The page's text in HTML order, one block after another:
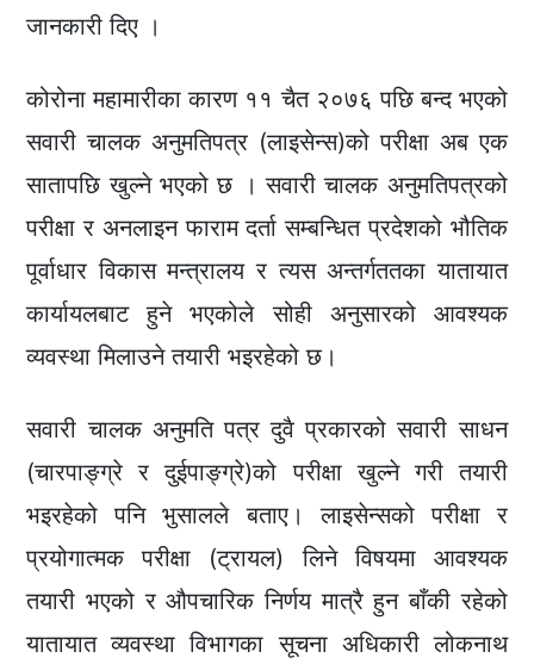
जानकारी दिए ।
कोरोना महामारीका कारण ११ चैत २०७६ पछि बन्द भएको
सवारी चालक अनुमतिपत्र (लाइसेन्स)को परीक्षा अब एक
सातापछि खुल्ने भएको छ । सवारी चालक अनुमतिपत्रको
परीक्षा र अनलाइन फाराम दर्ता सम्बन्धित प्रदेशको भौतिक
पूर्वाधार विकास मन्त्रालय र त्यस अन्तर्गततका यातायात
कार्यायलबाट हुने भएकोले सोही अनुसारको आवश्यक
व्यवस्था मिलाउने तयारी भइरहेको छ।
सवारी चालक अनुमति पत्र दुवै प्रकारको सवारी साधन
(चारपाङ्ग्रे र दुईपाङ्ग्रे)को परीक्षा खुल्ने गरी तयारी
भइरहेको पनि भुसालले बताए। लाइसेन्सको परीक्षा र
प्रयोगात्मक परीक्षा (ट्रायल) लिने विषयमा आवश्यक
तयारी भएको र औपचारिक निर्णय मात्रै हुन बाँकी रहेको
यातायात व्यवस्था विभागका सूचना अधिकारी लोकनाथ